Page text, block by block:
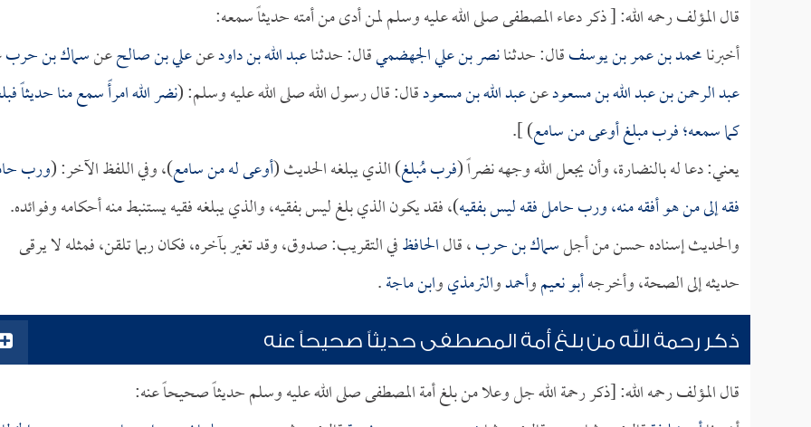
قال المؤلف رحمه الله: [ ذكر دعاء المصطفى صلى الله عليه وسلم لمن أدى من أمته حديثاً سمعه:
أخبرنامحمد بن عمر بن يوسفقال: حدثنانصر بن علي الجهضميقال: حدثناعبد الله بن داودعنعلي بن صالحعنسماك بن حرب
عبد الرحمن بن عبد الله بن مسعودعنعبد الله بن مسعودقال: قال رسول الله صلى الله عليه وسلم: (نضر الله امرأً سمع منا حديثاً
كما سمعه؛ فرب مبلغ أوعى من سامع) ].
يعني: دعا له بالنضارة، وأن يجعل الله وجهه نضراً (فرب مُبلغ) الذي يبلغه الحديث (أوعى له من سامع)، وفي اللفظ الآخر: (ورب
فقه إلى من هو أفقه منه، ورب حامل فقه ليس بفقيه)، فقد يكون الذي بلغ ليس بفقيه، والذي يبلغه فقيه يستنبط منه أحكامه وفوائده.
والحديث إسناده حسن من أجلسماك بن حرب، قالالحافظفي التقريب: صدوق، وقد تغير بآخره، فكان ربما تلقن، فمثله لا يرقى
حديثه إلى الصحة، وأخرجهأبو نعيموأحمدوالترمذيوابن ماجة.
ذكر رحمة الله من بلغ أمة المصطفى حديثاً صحيحاً عنه
قال المؤلف رحمه الله: [ذكر رحمة الله جل وعلا من بلغ أمة المصطفى صلى الله عليه وسلم حديثاً صحيحاً عنه: